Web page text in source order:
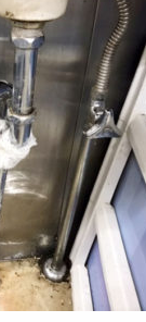
ご利用の流れ
対応エリア
会社紹介